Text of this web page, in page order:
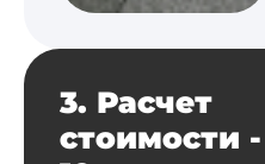
3. Расчет
стоимости -